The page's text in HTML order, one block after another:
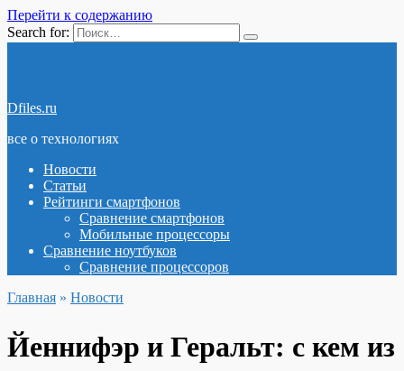
Перейти к содержанию
Search for:
Dfiles.ru
все о технологиях
Новости
Статьи
Рейтинги смартфонов
Сравнение смартфонов
Мобильные процессоры
Сравнение ноутбуков
Сравнение процессоров
Главная » Новости
Йеннифэр и Геральт: с кем из